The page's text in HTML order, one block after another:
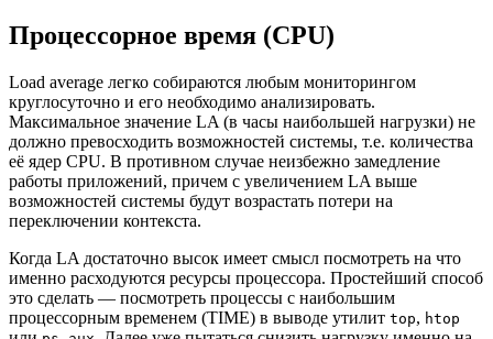
Процессорное время (CPU)
Load average легко собираются любым мониторингом
круглосуточно и его необходимо анализировать.
Максимальное значение LA (в часы наибольшей нагрузки) не
должно превосходить возможностей системы, т.е. количества
её ядер CPU. В противном случае неизбежно замедление
работы приложений, причем с увеличением LA выше
возможностей системы будут возрастать потери на
переключении контекста.
Когда LA достаточно высок имеет смысл посмотреть на что
именно расходуются ресурсы процессора. Простейший способ
это сделать — посмотреть процессы с наибольшим
процессорным временем (TIME) в выводе утилит top, htop